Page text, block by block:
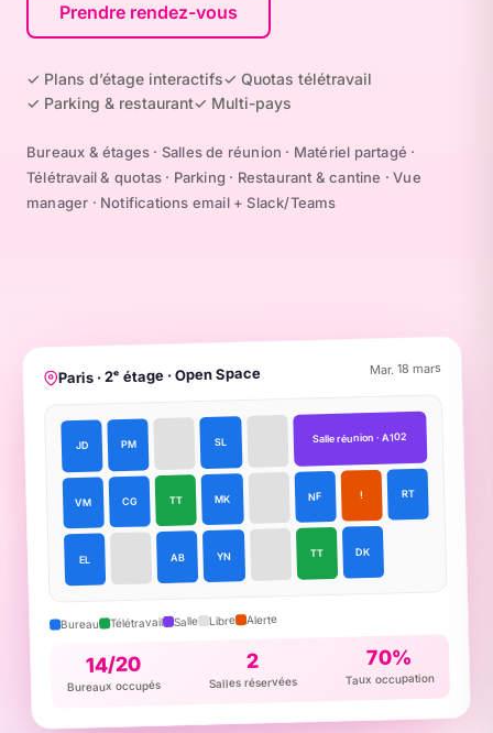
Prendre rendez-vous
✓ Plans d’étage interactifs✓ Quotas télétravail
✓ Parking & restaurant✓ Multi-pays
Bureaux & étages · Salles de réunion · Matériel partagé ·
Télétravail & quotas · Parking · Restaurant & cantine · Vue
manager · Notifications email + Slack/Teams
Paris · 2ᵉ étage · Open Space Mar. 18 mars
JD PM SL Salle réunion · A102
VM CG TT MK NF ! RT
EL AB YN TT DK
Bureau Télétravail Salle Libre Alerte
14/20
Bureaux occupés
2
Salles réservées
70%
Taux occupation